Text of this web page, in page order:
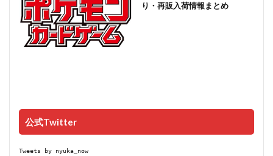
り・再販入荷情報まとめ
公式Twitter
Tweets by nyuka_now